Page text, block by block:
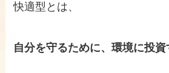
快適型とは、
自分を守るために、環境に投資